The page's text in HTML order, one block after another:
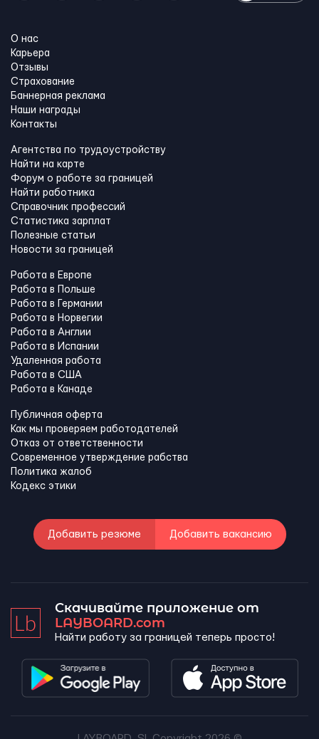
О нас
Карьера
Отзывы
Страхование
Баннерная реклама
Наши награды
Контакты
Агентства по трудоустройству
Найти на карте
Форум о работе за границей
Найти работника
Справочник профессий
Статистика зарплат
Полезные статьи
Новости за границей
Работа в Европе
Работа в Польше
Работа в Германии
Работа в Норвегии
Работа в Англии
Работа в Испании
Удаленная работа
Работа в США
Работа в Канадe
Публичная оферта
Как мы проверяем работодателей
Отказ от ответственности
Современное утверждение рабства
Политика жалоб
Кодекс этики
Добавить резюме Добавить вакансию
Скачивайте приложение от
LAYBOARD.com
Найти работу за границей теперь просто!